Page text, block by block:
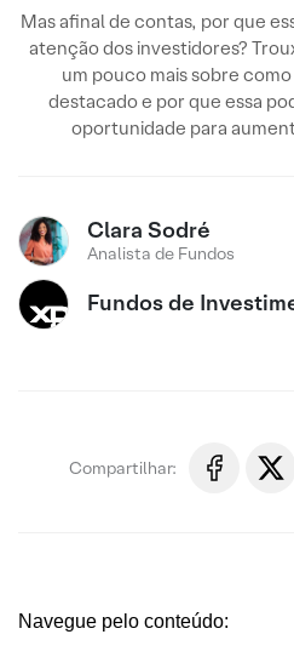
Mas afinal de contas, por que
atenção dos investidores?
um pouco mais sobre
destacado e por que essa
oportunidade para
Clara Sodré
Analista de Fundos
Fundos de
Compartilhar:
Navegue pelo conteúdo: